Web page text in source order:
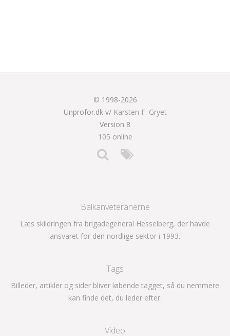
© 1998-2026
Unprofor.dk v/ Karsten F. Gryet
Version 8
105 online
Balkanveteranerne
Læs skildringen fra brigadegeneral Hesselberg, der havde
ansvaret for den nordlige sektor i 1993.
Tags
Billeder, artikler og sider bliver løbende tagget, så du nemmere
kan finde det, du leder efter.
Video